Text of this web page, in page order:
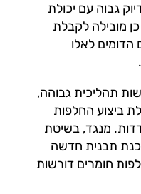
גבוה עם יכולת
מובילה לקבלת
הדומים לאלו
תהליכית גבוהה,
ביצוע החלפות
מנגד, בשיטת
תבנית חדשה
חומרים דורשות